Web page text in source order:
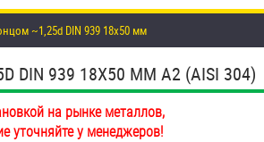
~1,25d DIN 939 18х50 мм
939 18Х50 ММ А2 (AISI 304)
на рынке металлов,
уточняйте у менеджеров!